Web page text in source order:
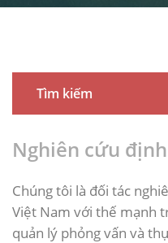
Tìm kiếm
Nghiên cứu
Chúng tôi là đối tác
Việt Nam với thế mạnh
quản lý phỏng vấn và